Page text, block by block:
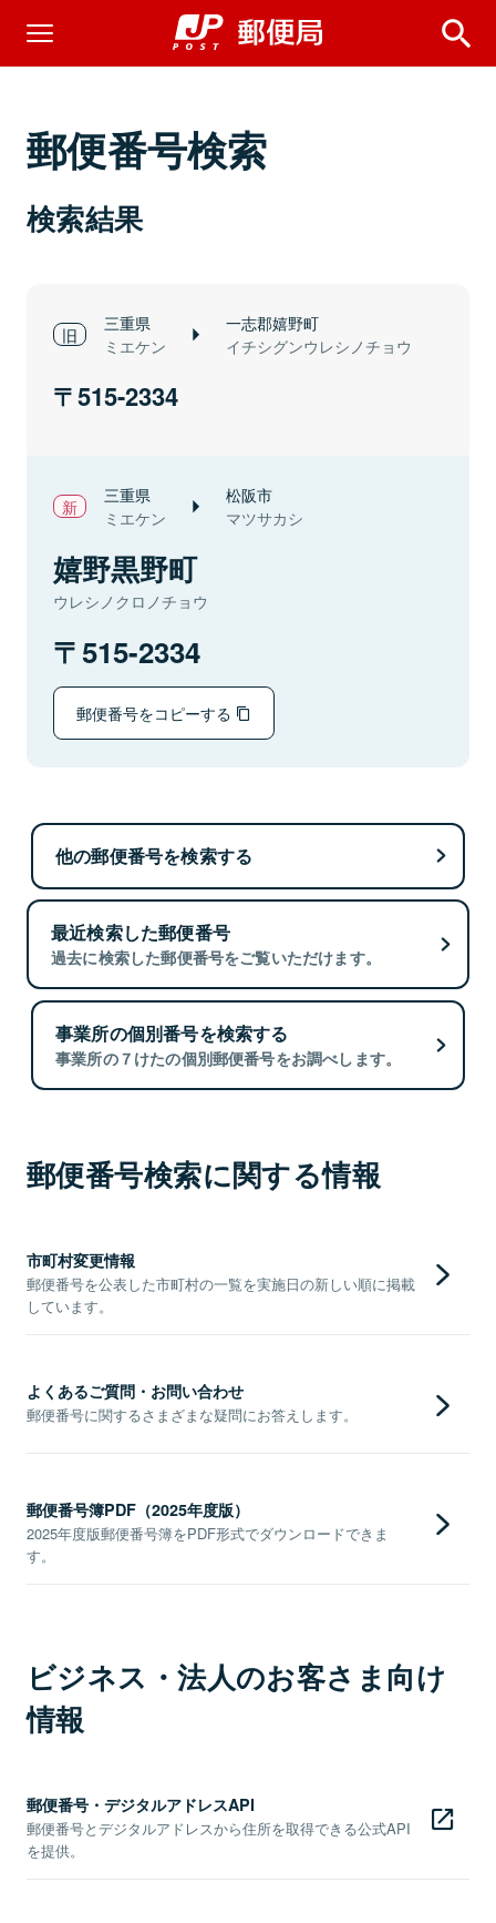
郵便番号検索
検索結果
三重県
ミエケン
一志郡嬉野町
イチシグンウレシノチョウ
515-2334
三重県
ミエケン
松阪市
マツサカシ
嬉野黒野町
ウレシノクロノチョウ
515-2334
郵便番号をコピーする
他の郵便番号を検索する
最近検索した郵便番号
過去に検索した郵便番号をご覧いただけます。
事業所の個別番号を検索する
事業所の７けたの個別郵便番号をお調べします。
郵便番号検索に関する情報
市町村変更情報
郵便番号を公表した市町村の一覧を実施日の新しい順に掲載
しています。
よくあるご質問・お問い合わせ
郵便番号に関するさまざまな疑問にお答えします。
郵便番号簿PDF（2025年度版）
2025年度版郵便番号簿をPDF形式でダウンロードできま
す。
ビジネス・法人のお客さま向け
情報
郵便番号・デジタルアドレスAPI
郵便番号とデジタルアドレスから住所を取得できる公式API
を提供。